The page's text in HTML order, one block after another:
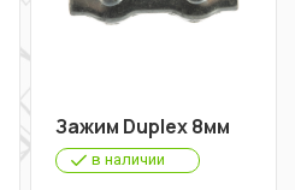
Зажим Duplex 8мм
в наличии